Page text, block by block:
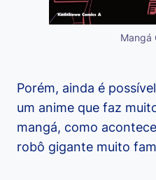
Mangá
Porém, ainda é
um anime que faz
mangá, como
robô gigante muito